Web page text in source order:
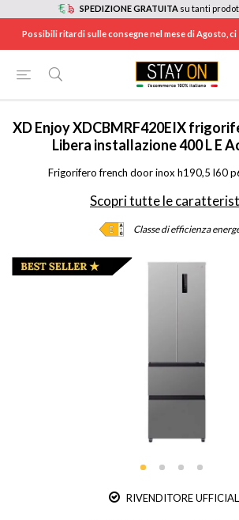
SPEDIZIONE GRATUITA su tanti
Possibili ritardi sulle consegne nel mese di Agosto,
HOME ELETTRODOMESTICI / GRANDI
XD EnjoyXDCBMRF420EIX
Libera installazione 400 L E
Frigorifero french door inox h190,5 l60
Scopri tutte le
Classe di efficienza
RIVENDITORE